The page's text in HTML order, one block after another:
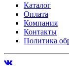
Каталог
Оплата
Компания
Контакты
Политика